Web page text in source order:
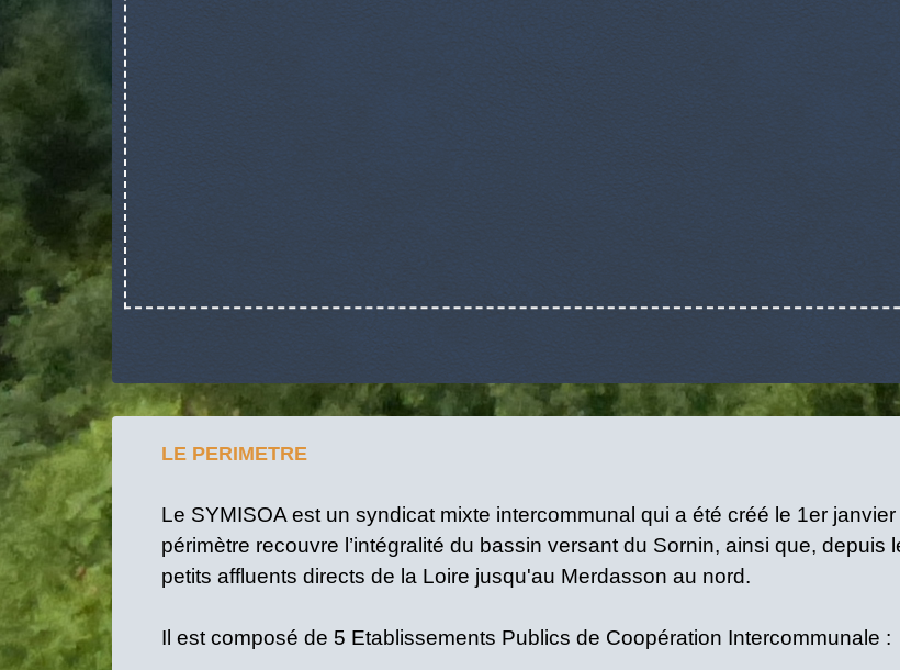
LE PERIMETRE
Le SYMISOA est un syndicat mixte intercommunal qui a été créé le 1er
périmètre recouvre l’intégralité du bassin versant du Sornin, ainsi que,
petits affluents directs de la Loire jusqu'au Merdasson au nord.
Il est composé de 5 Etablissements Publics de Coopération Intercommunale :